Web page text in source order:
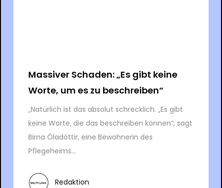
Massiver Schaden: „Es gibt keine
Worte, um es zu beschreiben“
„Natürlich ist das absolut schrecklich. „Es gibt
keine Worte, die das beschreiben können“, sagt
Birna Óladóttir, eine Bewohnerin des
Pflegeheims...
Redaktion